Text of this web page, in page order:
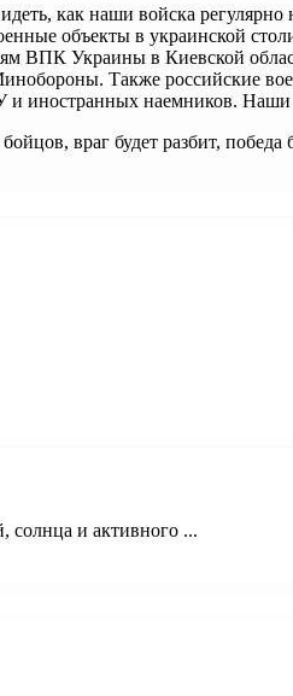
как наши войска
объекты в украинской
ВПК Украины в Киевской
Также российские
иностранных наемников.
враг будет разбит,
солнца и активного ...